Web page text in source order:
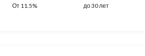
От 11.5% до 30 лет